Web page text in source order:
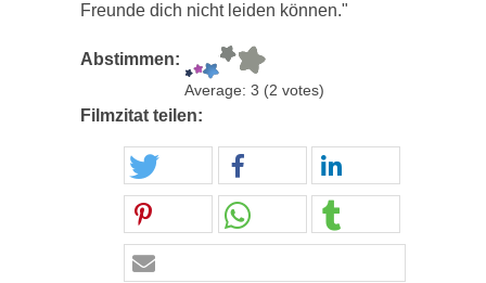
Freunde dich nicht leiden können."
Abstimmen:
Average: 3 (2 votes)
Filmzitat teilen: